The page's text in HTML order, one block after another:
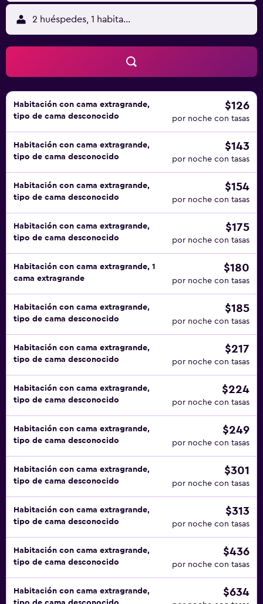
2 huéspedes, 1 habitación
Habitación con cama extragrande,
tipo de cama desconocido
$126
por noche con tasas
Habitación con cama extragrande,
tipo de cama desconocido
$143
por noche con tasas
Habitación con cama extragrande,
tipo de cama desconocido
$154
por noche con tasas
Habitación con cama extragrande,
tipo de cama desconocido
$175
por noche con tasas
Habitación con cama extragrande, 1
cama extragrande
$180
por noche con tasas
Habitación con cama extragrande,
tipo de cama desconocido
$185
por noche con tasas
Habitación con cama extragrande,
tipo de cama desconocido
$217
por noche con tasas
Habitación con cama extragrande,
tipo de cama desconocido
$224
por noche con tasas
Habitación con cama extragrande,
tipo de cama desconocido
$249
por noche con tasas
Habitación con cama extragrande,
tipo de cama desconocido
$301
por noche con tasas
Habitación con cama extragrande,
tipo de cama desconocido
$313
por noche con tasas
Habitación con cama extragrande,
tipo de cama desconocido
$436
por noche con tasas
Habitación con cama extragrande,
$634